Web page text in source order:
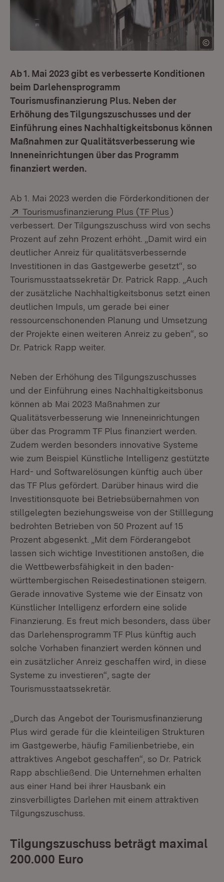
Ab 1. Mai 2023 gibt es verbesserte Konditionen
beim Darlehensprogramm
Tourismusfinanzierung Plus. Neben der
Erhöhung des Tilgungszuschusses und der
Einführung eines Nachhaltigkeitsbonus können
Maßnahmen zur Qualitätsverbesserung wie
Inneneinrichtungen über das Programm
finanziert werden.
Ab 1. Mai 2023 werden die Förderkonditionen der
Extern:
Tourismusfinanzierung Plus (TF Plus(Öffnet in
)
verbessert. Der Tilgungszuschuss wird von sechs
Prozent auf zehn Prozent erhöht. „Damit wird ein
deutlicher Anreiz für qualitätsverbessernde
Investitionen in das Gastgewerbe gesetzt“, so
Tourismusstaatssekretär Dr. Patrick Rapp. „Auch
der zusätzliche Nachhaltigkeitsbonus setzt einen
deutlichen Impuls, um gerade bei einer
ressourcenschonenden Planung und Umsetzung
der Projekte einen weiteren Anreiz zu geben“, so
Dr. Patrick Rapp weiter.
Neben der Erhöhung des Tilgungszuschusses
und der Einführung eines Nachhaltigkeitsbonus
können ab Mai 2023 Maßnahmen zur
Qualitätsverbesserung wie Inneneinrichtungen
über das Programm TF Plus finanziert werden.
Zudem werden besonders innovative Systeme
wie zum Beispiel Künstliche Intelligenz gestützte
Hard- und Softwarelösungen künftig auch über
das TF Plus gefördert. Darüber hinaus wird die
Investitionsquote bei Betriebsübernahmen von
stillgelegten beziehungsweise von der Stilllegung
bedrohten Betrieben von 50 Prozent auf 15
Prozent abgesenkt. „Mit dem Förderangebot
lassen sich wichtige Investitionen anstoßen, die
die Wettbewerbsfähigkeit in den baden-
württembergischen Reisedestinationen steigern.
Gerade innovative Systeme wie der Einsatz von
Künstlicher Intelligenz erfordern eine solide
Finanzierung. Es freut mich besonders, dass über
das Darlehensprogramm TF Plus künftig auch
solche Vorhaben finanziert werden können und
ein zusätzlicher Anreiz geschaffen wird, in diese
Systeme zu investieren“, sagte der
Tourismusstaatssekretär.
„Durch das Angebot der Tourismusfinanzierung
Plus wird gerade für die kleinteiligen Strukturen
im Gastgewerbe, häufig Familienbetriebe, ein
attraktives Angebot geschaffen“, so Dr. Patrick
Rapp abschließend. Die Unternehmen erhalten
aus einer Hand bei ihrer Hausbank ein
zinsverbilligtes Darlehen mit einem attraktiven
Tilgungszuschuss.
Tilgungszuschuss beträgt maximal
200.000 Euro